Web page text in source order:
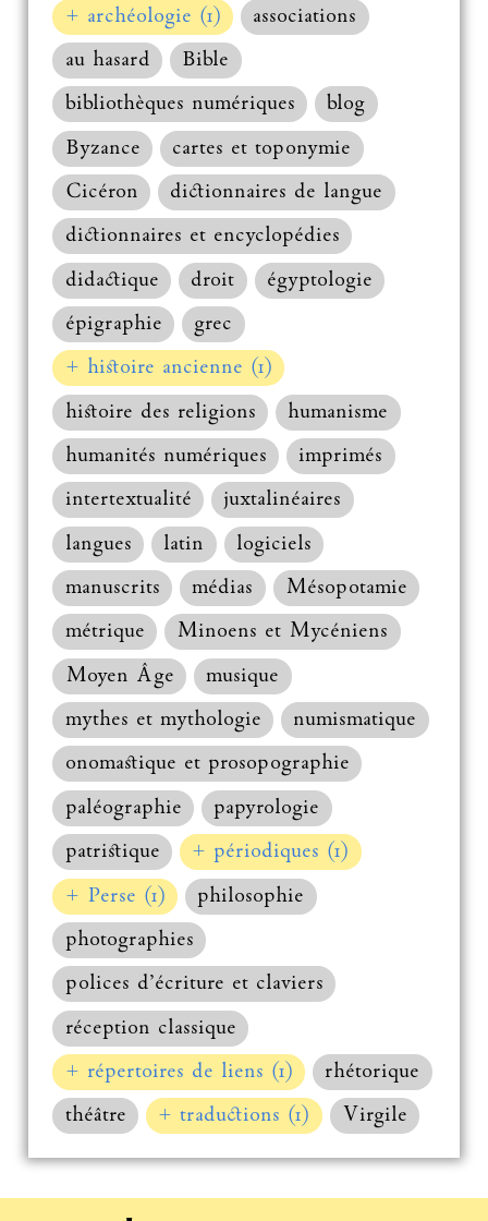
+ archéologie (1)
associations
au hasard
Bible
bibliothèques numériques
blog
Byzance
cartes et toponymie
Cicéron
dictionnaires de langue
dictionnaires et encyclopédies
didactique
droit
égyptologie
épigraphie
grec
+ histoire ancienne (1)
histoire des religions
humanisme
humanités numériques
imprimés
intertextualité
juxtalinéaires
langues
latin
logiciels
manuscrits
médias
Mésopotamie
métrique
Minoens et Mycéniens
Moyen Âge
musique
mythes et mythologie
numismatique
onomastique et prosopographie
paléographie
papyrologie
patristique
+ périodiques (1)
+ Perse (1)
philosophie
photographies
polices d’écriture et claviers
réception classique
+ répertoires de liens (1)
rhétorique
théâtre
+ traductions (1) Virgile